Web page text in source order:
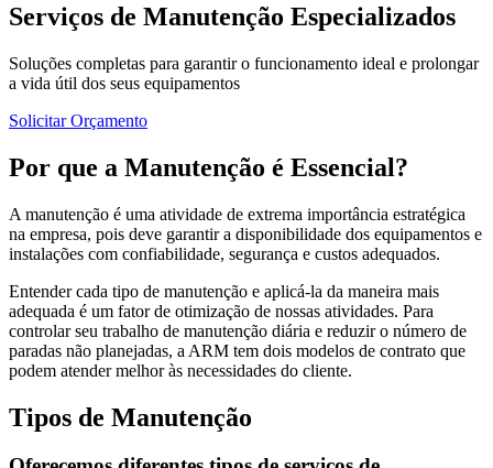
Serviços de Manutenção Especializados
Soluções completas para garantir o funcionamento ideal e prolongar
a vida útil dos seus equipamentos
Solicitar Orçamento
Por que a Manutenção é Essencial?
A manutenção é uma atividade de extrema importância estratégica
na empresa, pois deve garantir a disponibilidade dos equipamentos e
instalações com confiabilidade, segurança e custos adequados.
Entender cada tipo de manutenção e aplicá-la da maneira mais
adequada é um fator de otimização de nossas atividades. Para
controlar seu trabalho de manutenção diária e reduzir o número de
paradas não planejadas, a ARM tem dois modelos de contrato que
podem atender melhor às necessidades do cliente.
Tipos de Manutenção